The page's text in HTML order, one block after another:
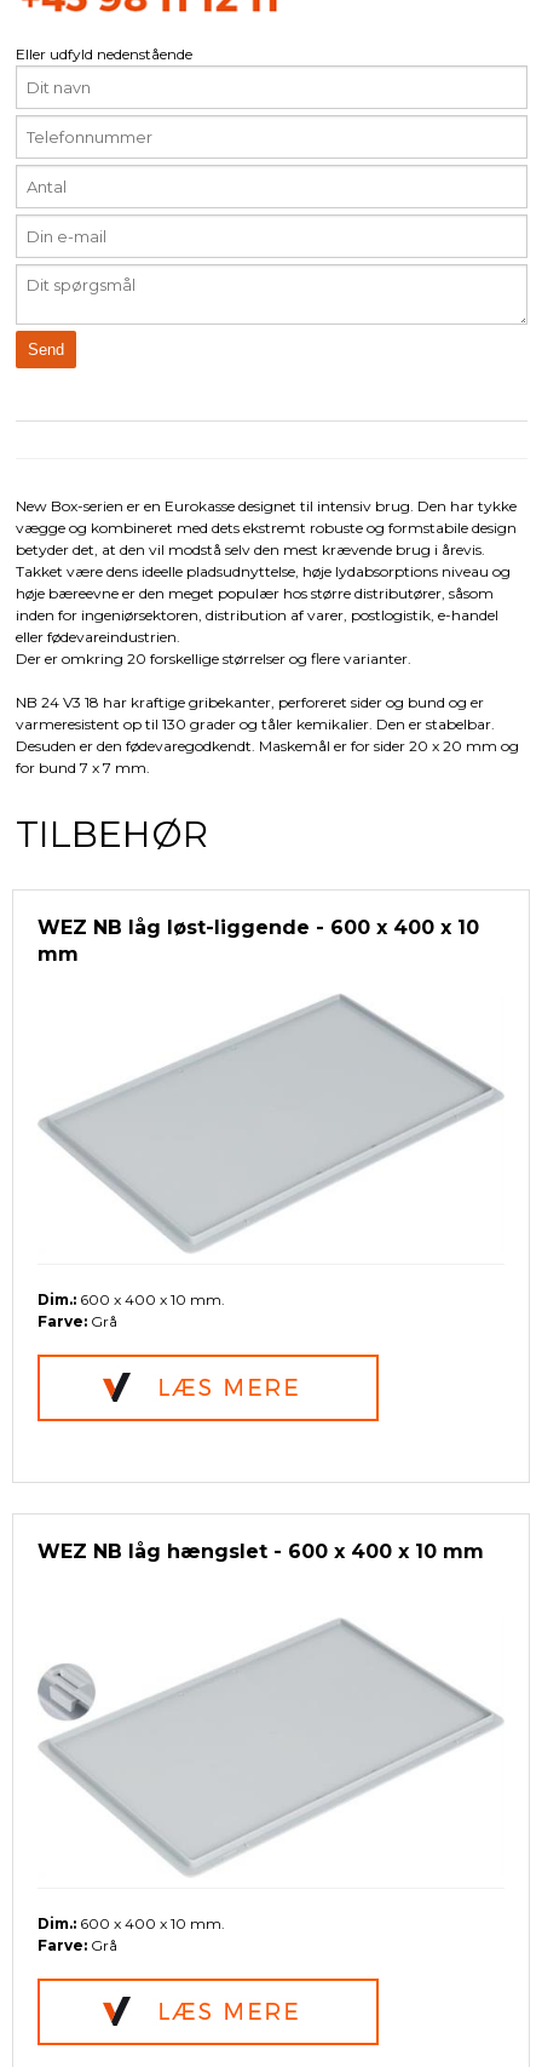
Eller udfyld nedenstående
New Box-serien er en Eurokasse designet til intensiv brug. Den har tykke
vægge og kombineret med dets ekstremt robuste og formstabile design
betyder det, at den vil modstå selv den mest krævende brug i årevis.
Takket være dens ideelle pladsudnyttelse, høje lydabsorptions niveau og
høje bæreevne er den meget populær hos større distributører, såsom
inden for ingeniørsektoren, distribution af varer, postlogistik, e-handel
eller fødevareindustrien.
Der er omkring 20 forskellige størrelser og flere varianter.
NB 24 V3 18 har kraftige gribekanter, perforeret sider og bund og er
varmeresistent op til 130 grader og tåler kemikalier. Den er stabelbar.
Desuden er den fødevaregodkendt. Maskemål er for sider 20 x 20 mm og
for bund 7 x 7 mm.
TILBEHØR
WEZ NB låg løst-liggende - 600 x 400 x 10
mm
Dim.: 600 x 400 x 10 mm.
Farve: Grå
WEZ NB låg hængslet - 600 x 400 x 10 mm
Dim.: 600 x 400 x 10 mm.
Farve: Grå